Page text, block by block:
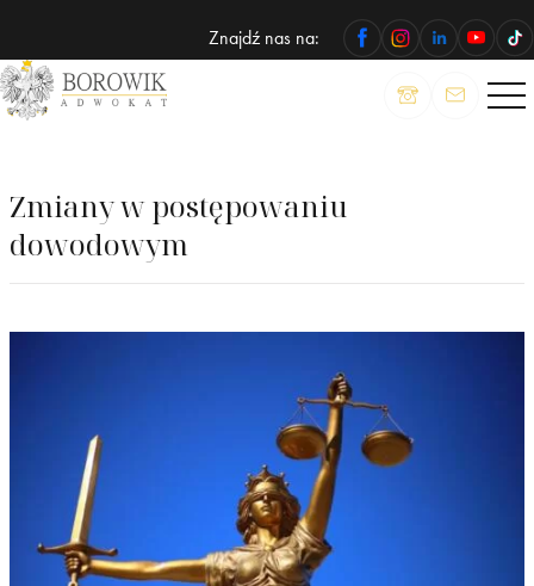
Znajdź nas na:
ADWOKAT
Wojciech
Zmiany w postępowaniu
dowodowym